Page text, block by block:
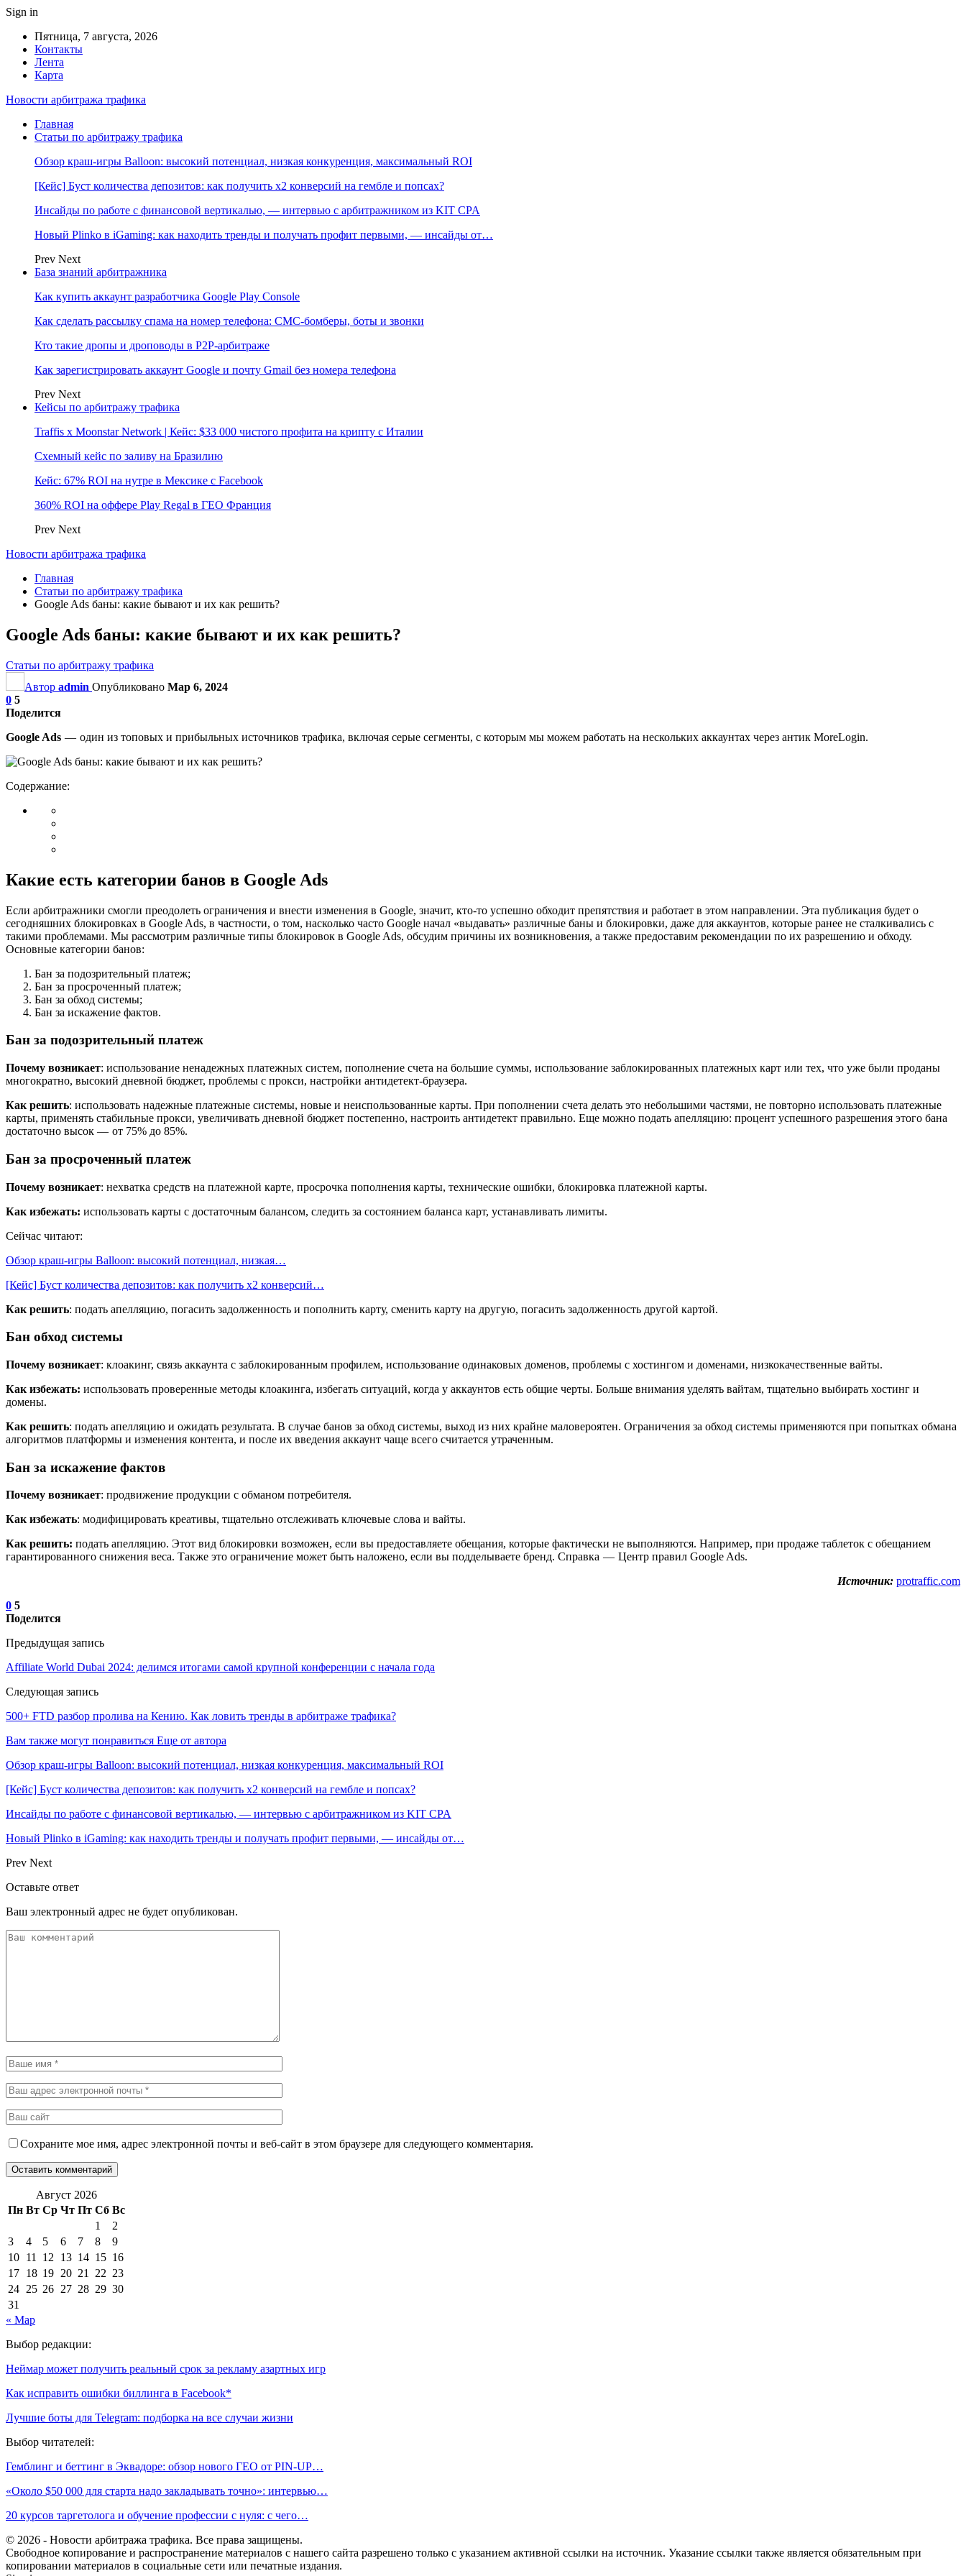
Sign in
Пятница, 7 августа, 2026
Контакты
Лента
Карта
Новости арбитража трафика
Главная
Статьи по арбитражу трафика
Обзор краш-игры Balloon: высокий потенциал, низкая конкуренция, максимальный ROI
[Кейс] Буст количества депозитов: как получить х2 конверсий на гембле и попсах?
Инсайды по работе с финансовой вертикалью, — интервью с арбитражником из KIT CPA
Новый Plinko в iGaming: как находить тренды и получать профит первыми, — инсайды от…
Prev Next
База знаний арбитражника
Как купить аккаунт разработчика Google Play Console
Как сделать рассылку спама на номер телефона: СМС-бомберы, боты и звонки
Кто такие дропы и дроповоды в P2P-арбитраже
Как зарегистрировать аккаунт Google и почту Gmail без номера телефона
Prev Next
Кейсы по арбитражу трафика
Traffis x Moonstar Network | Кейс: $33 000 чистого профита на крипту с Италии
Схемный кейс по заливу на Бразилию
Кейс: 67% ROI на нутре в Мексике с Facebook
360% ROI на оффере Play Regal в ГЕО Франция
Prev Next
Новости арбитража трафика
Главная
Статьи по арбитражу трафика
Google Ads баны: какие бывают и их как решить?
Google Ads баны: какие бывают и их как решить?
Статьи по арбитражу трафика
Автор admin Опубликовано Мар 6, 2024
0 5
Поделится
Google Ads — один из топовых и прибыльных источников трафика, включая серые сегменты, с которым мы можем работать на нескольких аккаунтах через антик MoreLogin.
Содержание:
Какие есть категории банов в Google Ads
Если арбитражники смогли преодолеть ограничения и внести изменения в Google, значит, кто-то успешно обходит препятствия и работает в этом направлении. Эта публикация будет о
сегодняшних блокировках в Google Ads, в частности, о том, насколько часто Google начал «выдавать» различные баны и блокировки, даже для аккаунтов, которые ранее не сталкивались с
такими проблемами. Мы рассмотрим различные типы блокировок в Google Ads, обсудим причины их возникновения, а также предоставим рекомендации по их разрешению и обходу.
Основные категории банов:
Бан за подозрительный платеж;
Бан за просроченный платеж;
Бан за обход системы;
Бан за искажение фактов.
Бан за подозрительный платеж
Почему возникает: использование ненадежных платежных систем, пополнение счета на большие суммы, использование заблокированных платежных карт или тех, что уже были проданы
многократно, высокий дневной бюджет, проблемы с прокси, настройки антидетект-браузера.
Как решить: использовать надежные платежные системы, новые и неиспользованные карты. При пополнении счета делать это небольшими частями, не повторно использовать платежные
карты, применять стабильные прокси, увеличивать дневной бюджет постепенно, настроить антидетект правильно. Еще можно подать апелляцию: процент успешного разрешения этого бана
достаточно высок — от 75% до 85%.
Бан за просроченный платеж
Почему возникает: нехватка средств на платежной карте, просрочка пополнения карты, технические ошибки, блокировка платежной карты.
Как избежать: использовать карты с достаточным балансом, следить за состоянием баланса карт, устанавливать лимиты.
Сейчас читают:
Обзор краш-игры Balloon: высокий потенциал, низкая…
[Кейс] Буст количества депозитов: как получить х2 конверсий…
Как решить: подать апелляцию, погасить задолженность и пополнить карту, сменить карту на другую, погасить задолженность другой картой.
Бан обход системы
Почему возникает: клоакинг, связь аккаунта с заблокированным профилем, использование одинаковых доменов, проблемы с хостингом и доменами, низкокачественные вайты.
Как избежать: использовать проверенные методы клоакинга, избегать ситуаций, когда у аккаунтов есть общие черты. Больше внимания уделять вайтам, тщательно выбирать хостинг и
домены.
Как решить: подать апелляцию и ожидать результата. В случае банов за обход системы, выход из них крайне маловероятен. Ограничения за обход системы применяются при попытках обмана
алгоритмов платформы и изменения контента, и после их введения аккаунт чаще всего считается утраченным.
Бан за искажение фактов
Почему возникает: продвижение продукции с обманом потребителя.
Как избежать: модифицировать креативы, тщательно отслеживать ключевые слова и вайты.
Как решить: подать апелляцию. Этот вид блокировки возможен, если вы предоставляете обещания, которые фактически не выполняются. Например, при продаже таблеток с обещанием
гарантированного снижения веса. Также это ограничение может быть наложено, если вы подделываете бренд. Справка — Центр правил Google Ads.
Источник: protraffic.com
0 5
Поделится
Предыдущая запись
Affiliate World Dubai 2024: делимся итогами самой крупной конференции с начала года
Следующая запись
500+ FTD разбор пролива на Кению. Как ловить тренды в арбитраже трафика?
Вам также могут понравиться Еще от автора
Обзор краш-игры Balloon: высокий потенциал, низкая конкуренция, максимальный ROI
[Кейс] Буст количества депозитов: как получить х2 конверсий на гембле и попсах?
Инсайды по работе с финансовой вертикалью, — интервью с арбитражником из KIT CPA
Новый Plinko в iGaming: как находить тренды и получать профит первыми, — инсайды от…
Prev Next
Оставьте ответ
Ваш электронный адрес не будет опубликован.
Сохраните мое имя, адрес электронной почты и веб-сайт в этом браузере для следующего комментария.
Август 2026
Пн Вт Ср Чт Пт Сб Вс
1
2
3
4 5 6 7 8
9
10 11 12 13 14 15 16
17 18 19 20 21 22 23
24 25 26 27 28 29 30
31
« Мар
Выбор редакции:
Неймар может получить реальный срок за рекламу азартных игр
Как исправить ошибки биллинга в Facebook*
Лучшие боты для Telegram: подборка на все случаи жизни
Выбор читателей:
Гемблинг и беттинг в Эквадоре: обзор нового ГЕО от PIN-UP…
«Около $50 000 для старта надо закладывать точно»: интервью…
20 курсов таргетолога и обучение профессии с нуля: с чего…
© 2026 - Новости арбитража трафика. Все права защищены.
Свободное копирование и распространение материалов с нашего сайта разрешено только с указанием активной ссылки на источник. Указание ссылки также является обязательным при
копировании материалов в социальные сети или печатные издания.